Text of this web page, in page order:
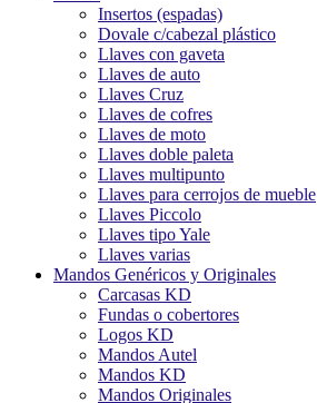
Insertos (espadas)
Dovale c/cabezal plástico
Llaves con gaveta
Llaves de auto
Llaves Cruz
Llaves de cofres
Llaves de moto
Llaves doble paleta
Llaves multipunto
Llaves para cerrojos de mueble
Llaves Piccolo
Llaves tipo Yale
Llaves varias
Mandos Genéricos y Originales
Carcasas KD
Fundas o cobertores
Logos KD
Mandos Autel
Mandos KD
Mandos Originales